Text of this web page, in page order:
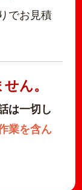
でお見積
ん。
は一切し
業を含ん